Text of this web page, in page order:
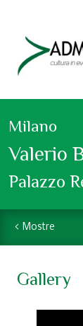
Milano
Valerio
Palazzo
Mostre
Gallery